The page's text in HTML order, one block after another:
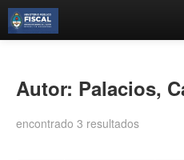
Búsqueda Avanzada
Autor: Palacios,
encontrado 3 resultados